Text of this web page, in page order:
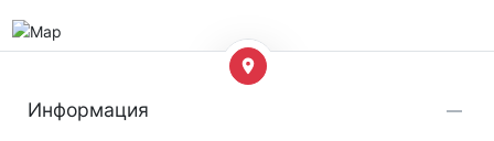
Информация